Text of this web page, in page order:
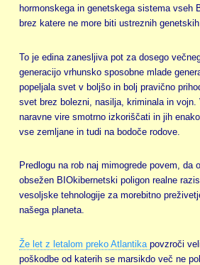
hormonskega in genetskega sistema vseh
brez katere ne more biti ustreznih
To je edina zanesljiva pot za dosego
generacijo vrhunsko sposobne mlade
popeljala svet v boljšo in bolj pravično
svet brez bolezni, nasilja, kriminala in
naravne vire smotrno izkoriščati in jih
vse zemljane in tudi na bodoče rodove.
Predlogu na rob naj mimogrede povem, da
obsežen BIOkibernetski poligon realne
vesoljske tehnologije za morebitno
našega planeta.
Že let z letalom preko Atlantika povzroči
poškodbe od katerih se marsikdo več ne